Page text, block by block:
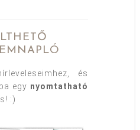
és
egy nyomtatható
:)